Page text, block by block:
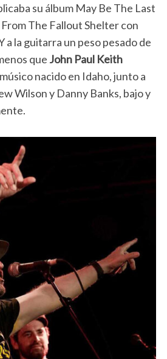
su álbum May Be The Last
The Fallout Shelter con
a la guitarra un peso pesado de
que John Paul Keith
nacido en Idaho, junto a
Wilson y Danny Banks, bajo y